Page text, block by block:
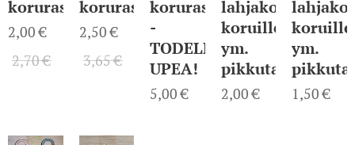
korurasia/lahjarasia
2,00€
2,70€
korurasia/lahjarasia
2,50€
3,65€
korurasia/lahjarasia
-
TODELLA
UPEA!
5,00€
lahjakotelo
koruille
ym.
pikkutavaralle.
2,00€
koruille
ym.
1,50€